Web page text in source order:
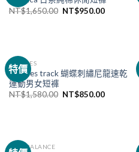
NT$1,650.00 NT$950.00
特價
NEEDLES
Needles track 蝴蝶刺繡尼龍速乾
運動男女短褲
NT$1,580.00 NT$850.00
NEW BALANCE